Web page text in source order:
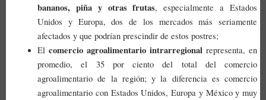
bananos, piña y otras frutas, especialmente a Estados
Unidos y Europa, dos de los mercados más seriamente
afectados y que podrían prescindir de estos postres;
El comercio agroalimentario intrarregional representa, en
promedio, el 35 por ciento del total del comercio
agroalimentario de la región; y la diferencia es comercio
agroalimentario con Estados Unidos, Europa y México y muy